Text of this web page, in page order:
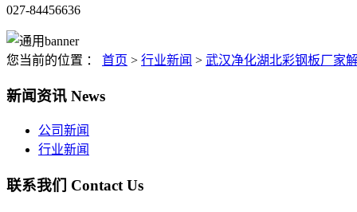
027-84456636
您当前的位置 ： 首页 > 行业新闻 > 武汉净化湖北彩钢板厂家
新闻资讯 News
公司新闻
行业新闻
联系我们 Contact Us